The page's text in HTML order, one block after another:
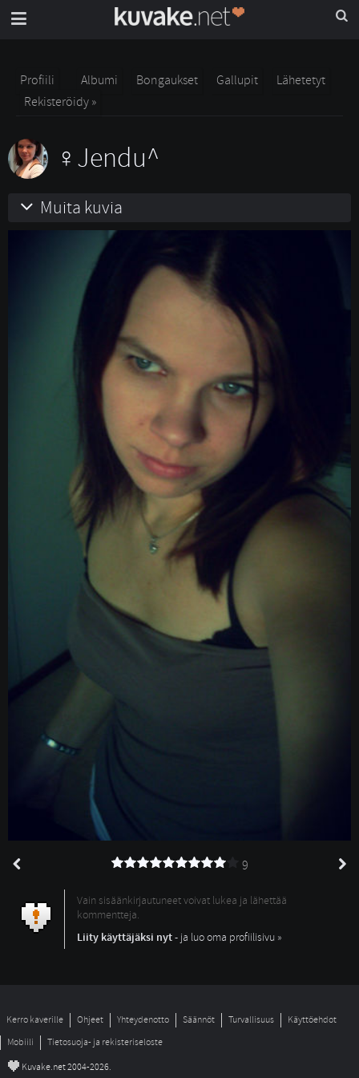
Profiili Albumi Bongaukset Gallupit
Lähetetyt
Rekisteröidy »
Jendu^
Muita kuvia
9
Vain sisäänkirjautuneet voivat lukea ja lähettää
kommentteja.
Liity käyttäjäksi nyt- ja luo oma profiilisivu »
Kerro kaverille Ohjeet Yhteydenotto Säännöt Turvallisuus
Käyttöehdot
Mobiili
Tietosuoja- ja rekisteriseloste
© Kuvake.net 2004-2026.